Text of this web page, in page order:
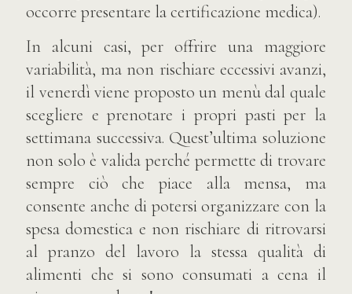
occorre presentare la certificazione medica).
In alcuni casi, per offrire una maggiore
variabilità, ma non rischiare eccessivi avanzi,
il venerdì viene proposto un menù dal quale
scegliere e prenotare i propri pasti per la
settimana successiva. Quest’ultima soluzione
non solo è valida perché permette di trovare
sempre ciò che piace alla mensa, ma
consente anche di potersi organizzare con la
spesa domestica e non rischiare di ritrovarsi
al pranzo del lavoro la stessa qualità di
alimenti che si sono consumati a cena il